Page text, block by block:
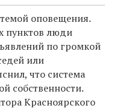
оповещения.
пунктов люди
по громкой
или
что система
собственности.
Красноярского